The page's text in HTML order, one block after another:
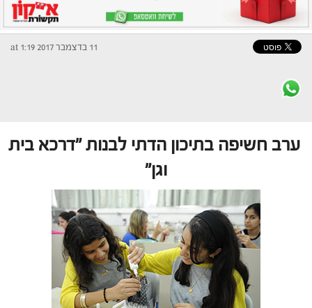
11 בדצמבר 2017 at 1:19
ערב חשיפה בתיכון הדתי לבנות "דרכא בית
וגן"